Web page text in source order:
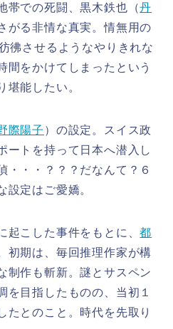
帯での死闘、黒木鉄也（丹
がる非情な真実。情無用の
彿させるようなやりきれな
間をかけてしまったという
堪能したい。
際陽子 ）の設定。スイス政
ートを持って日本へ潜入し
・・・？？？だなんて？６
設定はご愛嬌。
起こした事件をもとに、都
初期は、毎回推理作家が構
制作も斬新。謎とサスペン
を目指したものの、当初１
たとのこと。時代を先取り